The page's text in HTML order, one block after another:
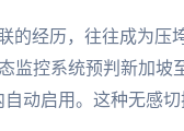
的经历，往往成为压
监控系统预判新加坡
动启用。这种无感